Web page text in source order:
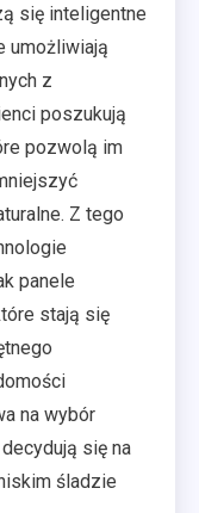
się inteligentne
umożliwiają
z
poszukują
pozwolą im
Z tego
panele
stają się
na wybór
się na
śladzie